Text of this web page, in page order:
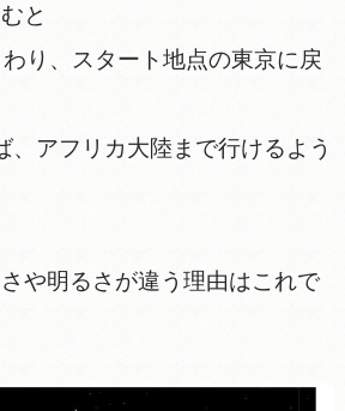
と
り、スタート地点の東京に戻
、アフリカ大陸まで行けるよう
や明るさが違う理由はこれで